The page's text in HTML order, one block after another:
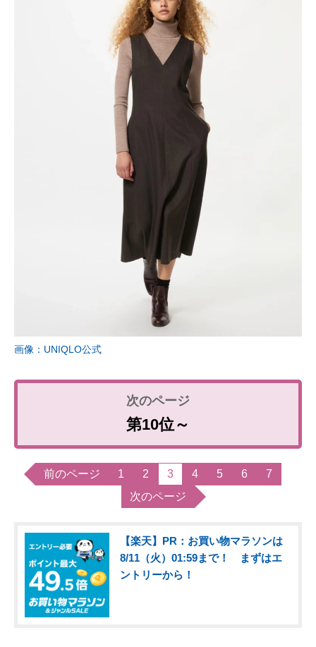
画像：UNIQLO公式
第10位～
前のページ 1 2 3 4 5 6
7
次のページ
【楽天】PR：お買い物マラソンは
8/11（火）01:59まで！ まずはエ
ントリーから！